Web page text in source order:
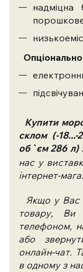
надміцна
Купити
склом (-
об`єм 286 л)
нас у
інтернет-
Якщо у Вас
товару, Ви
телефоном,
або
онлайн-чат.
в одному з